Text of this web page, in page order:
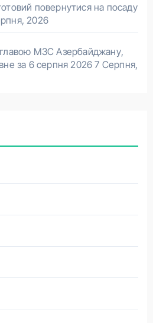
повернутися на посаду
2026
главою МЗС Азербайджану,
за 6 серпня 2026 7 Серпня,